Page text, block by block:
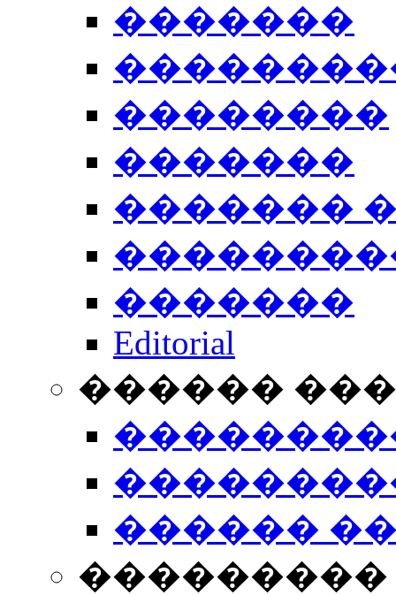
�������
��������
�������
�������
�������
Editorial
������
������
���������